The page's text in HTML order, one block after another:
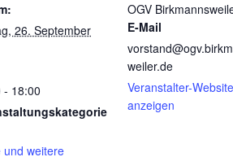
26. September
- 18:00
und weitere
OGV
E-Mail
weiler.de
Veranstalter-Website
anzeigen